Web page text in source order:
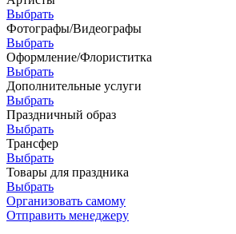
Выбрать
Фотографы/Видеографы
Выбрать
Оформление/Флориститка
Выбрать
Дополнительные услуги
Выбрать
Праздничный образ
Выбрать
Трансфер
Выбрать
Товары для праздника
Выбрать
Организовать самому
Отправить менеджеру